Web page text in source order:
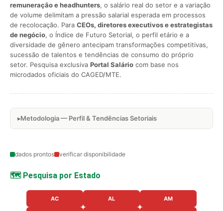
remuneração e headhunters, o salário real do setor e a variação
de volume delimitam a pressão salarial esperada em processos
de recolocação. Para CEOs, diretores executivos e estrategistas
de negócio, o Índice de Futuro Setorial, o perfil etário e a
diversidade de gênero antecipam transformações competitivas,
sucessão de talentos e tendências de consumo do próprio
setor. Pesquisa exclusiva Portal Salário com base nos
microdados oficiais do CAGED/MTE.
Metodologia — Perfil & Tendências Setoriais
dados prontos verificar disponibilidade
🗺️ Pesquisa por Estado
AC AL AM